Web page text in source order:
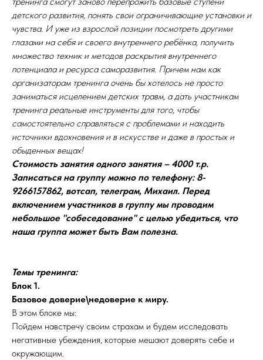
детского развития, понять свои ограничивающие установки и
чувства. И уже из взрослой позиции посмотреть другими
глазами на себя и своего внутреннего ребёнка, получить
множество техник и методов раскрытия внутреннего
потенциала и ресурса саморазвития. Причем нам как
организаторам тренинга очень бы хотелось не просто
заниматься исцелением детских травм, а дать участникам
тренинга реальные инструменты для того, чтобы
самостоятельно справляться с проблемами и находить
источники вдохновения и в искусстве и даже в простых и
обыденных вещах!
Стоимость занятия одного занятия – 4000 т.р.
Записаться на группу можно по телефону: 8-
9266157862, вотсап, телеграм, Михаил. Перед
включением участников в группу мы проводим
небольшое "собеседование" с целью убедиться, что
наша группа может быть Вам полезна.
Темы тренинга:
Блок 1.
Базовое доверие\недоверие к миру.
В этом блоке мы:
Пойдем навстречу своим страхам и будем исследовать
негативные убеждения, которые мешают доверять себе и
окружающим.